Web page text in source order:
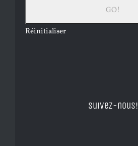
Réinitialiser
Suivez-nous!